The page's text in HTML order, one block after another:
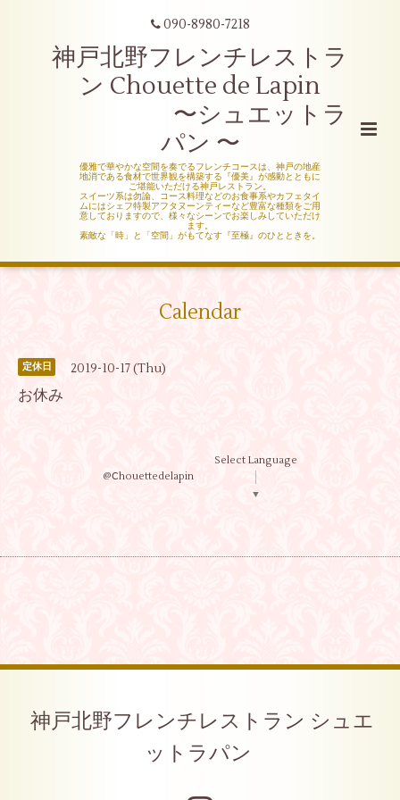
090-8980-7218
神戸北野フレンチレストラ
ン Chouette de Lapin
〜シュエットラ
パン 〜
優雅で華やかな空間を奏でるフレンチコースは、神戸の地産
地消である食材で世界観を構築する『優美』が感動とともに
ご堪能いただける神戸レストラン。
スイーツ系は勿論、コース料理などのお食事系やカフェタイ
ムにはシェフ特製アフタヌーンティーなど豊富な種類をご用
意しておりますので、様々なシーンでお楽しみしていただけ
ます。
素敵な「時」と「空間」がもてなす『至極』のひとときを。
Calendar
定休日 2019-10-17 (Thu)
お休み
@Ⅽhouettedelapin
Select Language
▼
神戸北野フレンチレストラン シュエ
ットラパン